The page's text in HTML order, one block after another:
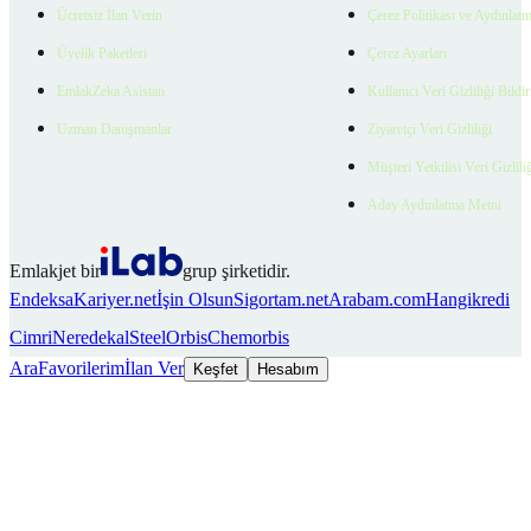
Ücretsiz İlan Verin
Üyelik Paketleri
EmlakZeka Asistan
Uzman Danışmanlar
Çerez Politikası ve
Çerez Ayarları
Kullanıcı Veri Gizliliği
Ziyaretçi Veri Gizliliği
Müşteri Yetkilisi Veri
Aday Aydınlatma Metni
Emlakjet bir
grup şirketidir.
EndeksaKariyer.netİşin OlsunSigortam.netArabam.comHangikredi
CimriNeredekalSteelOrbisChemorbis
AraFavorilerimİlan Ver Keşfet Hesabım